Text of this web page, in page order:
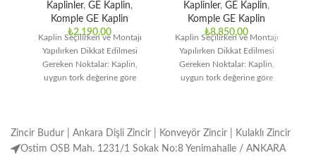
Kaplinler, GE Kaplin,
Komple GE Kaplin
₺2.190,00
Kaplin Seçilirken ve Montajı
Yapılırken Dikkat Edilmesi
Gereken Noktalar: Kaplin,
uygun tork değerine göre
Kaplinler, GE Kaplin,
Komple GE Kaplin
₺8.850,00
Kaplin Seçilirken ve Montajı
Yapılırken Dikkat Edilmesi
Gereken Noktalar: Kaplin,
uygun tork değerine göre
Zincir Budur | Ankara Dişli Zincir | Konveyör Zincir | Kulaklı Zincir
Ostim OSB Mah. 1231/1 Sokak No:8 Yenimahalle / ANKARA